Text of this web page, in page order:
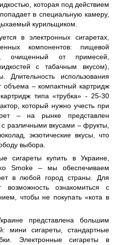
которая под действием
в специальную камеру,
курильщиком.
в электронных сигаретах,
компонентов: пищевой
очищенный от примесей,
с табачным вкусом),
Длительность использования
объема – компактный картридж
типа «трубка» - 25-30
который нужно учесть при
– на рынке представлен
различными вкусами – фрукты,
экзотические вкусы, что
выбора.
сигареты купить в Украине,
Smoke – мы обеспечиваем
в любой город страны. Для
возможность ознакомиться с
чтобы не покупать «кота в
представлена большим
мини сигареты, стандартные
Электронные сигареты в